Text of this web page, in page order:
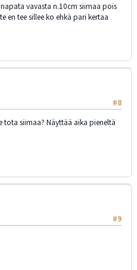
vavasta n.10cm siimaa pois
en tee sillee ko ehkä pari kertaa
#8
tota siimaa? Näyttää aika pieneltä
#9